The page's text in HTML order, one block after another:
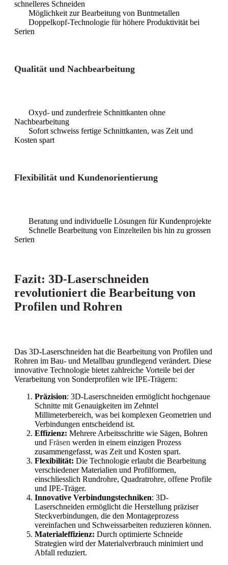
schnelleres Schneiden
Möglichkeit zur Bearbeitung von Buntmetallen
Doppelkopf-Technologie für höhere Produktivität bei
Serien
Qualität und Nachbearbeitung
Oxyd- und zunderfreie Schnittkanten ohne
Nachbearbeitung
Sofort schweiss fertige Schnittkanten, was Zeit und
Kosten spart
Flexibilität und Kundenorientierung
Beratung und individuelle Lösungen für Kundenprojekte
Schnelle Bearbeitung von Einzelteilen bis hin zu grossen
Serien
Fazit: 3D-Laserschneiden
revolutioniert die Bearbeitung von
Profilen und Rohren
Das 3D-Laserschneiden hat die Bearbeitung von Profilen und
Rohren im Bau- und Metallbau grundlegend verändert. Diese
innovative Technologie bietet zahlreiche Vorteile bei der
Verarbeitung von Sonderprofilen wie IPE-Trägern:
Präzision: 3D-Laserschneiden ermöglicht hochgenaue
Schnitte mit Genauigkeiten im Zehntel
Millimeterbereich, was bei komplexen Geometrien und
Verbindungen entscheidend ist.
Effizienz: Mehrere Arbeitsschritte wie Sägen, Bohren
und Fräsen werden in einem einzigen Prozess
zusammengefasst, was Zeit und Kosten spart.
Flexibilität: Die Technologie erlaubt die Bearbeitung
verschiedener Materialien und Profilformen,
einschliesslich Rundrohre, Quadratrohre, offene Profile
und IPE-Träger.
Innovative Verbindungstechniken: 3D-
Laserschneiden ermöglicht die Herstellung präziser
Steckverbindungen, die den Montageprozess
vereinfachen und Schweissarbeiten reduzieren können.
Materialeffizienz: Durch optimierte Schneide
Strategien wird der Materialverbrauch minimiert und
Abfall reduziert.